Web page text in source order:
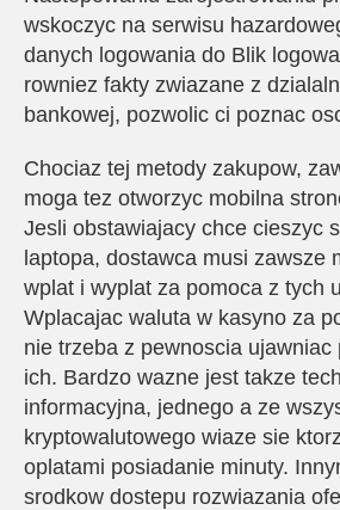
wskoczyc na serwisu
danych logowania do Blik
rowniez fakty zwiazane z
bankowej, pozwolic ci poznac
Chociaz tej metody zakupow,
moga tez otworzyc mobilna
Jesli obstawiajacy chce cieszyc
laptopa, dostawca musi zawsze
wplat i wyplat za pomoca z tych
Wplacajac waluta w kasyno za
nie trzeba z pewnoscia ujawniac
ich. Bardzo wazne jest takze
informacyjna, jednego a ze
kryptowalutowego wiaze sie
oplatami posiadanie minuty.
srodkow dostepu rozwiazania